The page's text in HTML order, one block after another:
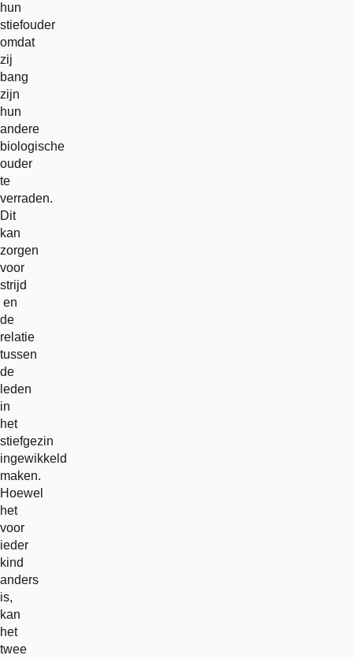
hun
stiefouder
omdat
zij
bang
zijn
hun
andere
biologische
ouder
te
verraden.
Dit
kan
zorgen
voor
strijd
en
de
relatie
tussen
de
leden
in
het
stiefgezin
ingewikkeld
maken.
Hoewel
het
voor
ieder
kind
anders
is,
kan
het
twee